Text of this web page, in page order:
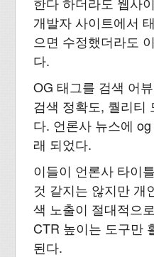
개발자 사이트에서
으면 수정했더라도
다.
OG 태그를 검색 어
검색 정확도, 퀄리티
다. 언론사 뉴스에
래 되었다.
이들이 언론사 타이
것 같지는 않지만 개
색 노출이 절대적으
CTR 높이는 도구만
된다.